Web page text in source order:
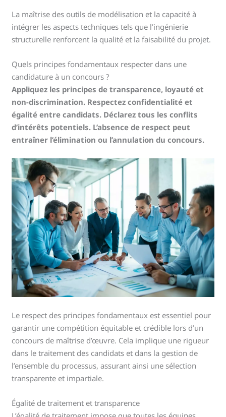
La maîtrise des outils de modélisation et la capacité à
intégrer les aspects techniques tels que l’ingénierie
structurelle renforcent la qualité et la faisabilité du projet.
Quels principes fondamentaux respecter dans une
candidature à un concours ?
Appliquez les principes de transparence, loyauté et
non-discrimination. Respectez confidentialité et
égalité entre candidats. Déclarez tous les conflits
d’intérêts potentiels. L’absence de respect peut
entraîner l’élimination ou l’annulation du concours.
Le respect des principes fondamentaux est essentiel pour
garantir une compétition équitable et crédible lors d’un
concours de maîtrise d’œuvre. Cela implique une rigueur
dans le traitement des candidats et dans la gestion de
l’ensemble du processus, assurant ainsi une sélection
transparente et impartiale.
Égalité de traitement et transparence